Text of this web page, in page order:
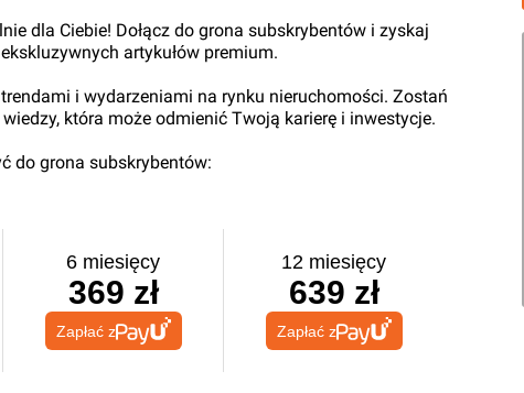
dla Ciebie! Dołącz do grona subskrybentów i zyskaj
artykułów premium.
i wydarzeniami na rynku nieruchomości. Zostań
która może odmienić Twoją karierę i inwestycje.
do grona subskrybentów:
6 miesięcy
369 zł
Zapłać z
12 miesięcy
639 zł
Zapłać z